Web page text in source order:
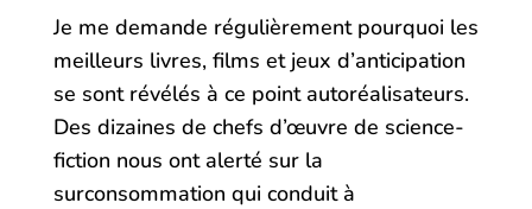
Je me demande régulièrement pourquoi les
meilleurs livres, films et jeux d’anticipation
se sont révélés à ce point autoréalisateurs.
Des dizaines de chefs d’œuvre de science-
fiction nous ont alerté sur la
surconsommation qui conduit à